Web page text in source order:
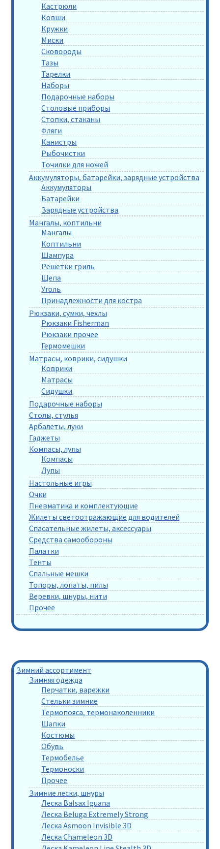
Кастрюли
Ковши
Кружки
Миски
Сковороды
Тазы
Тарелки
Наборы
Подарочные наборы
Столовые приборы
Стопки, стаканы
Фляги
Канистры
Рыбочистки
Точилки для ножей
Аккумуляторы, батарейки, зарядные устройства
Аккумуляторы
Батарейки
Зарядные устройства
Мангалы, коптильни
Мангалы
Коптильни
Шампура
Решетки гриль
Щепа
Уголь
Принадлежности для костра
Рюкзаки, сумки, чехлы
Рюкзаки Fisherman
Рюкзаки прочее
Гермомешки
Матрасы, коврики, сидушки
Коврики
Матрасы
Сидушки
Подарочные наборы
Столы, стулья
Арбалеты, луки
Гаджеты
Компасы, лупы
Компасы
Лупы
Настольные игры
Очки
Пневматика и комплектующие
Жилеты светоотражающие для водителей
Спасательные жилеты, аксессуары
Средства самообороны
Палатки
Тенты
Спальные мешки
Топоры, лопаты, пилы
Веревки, шнуры, нити
Прочее
Зимний ассортимент
Зимняя одежда
Перчатки, варежки
Стельки зимние
Термопояса, термонаколенники
Шапки
Костюмы
Обувь
Термобелье
Термоноски
Прочее
Зимние лески, шнуры
Леска Balsax Iguana
Леска Beluga Extremely Strong
Леска Asmoon Invisible 3D
Леска Chameleon 3D